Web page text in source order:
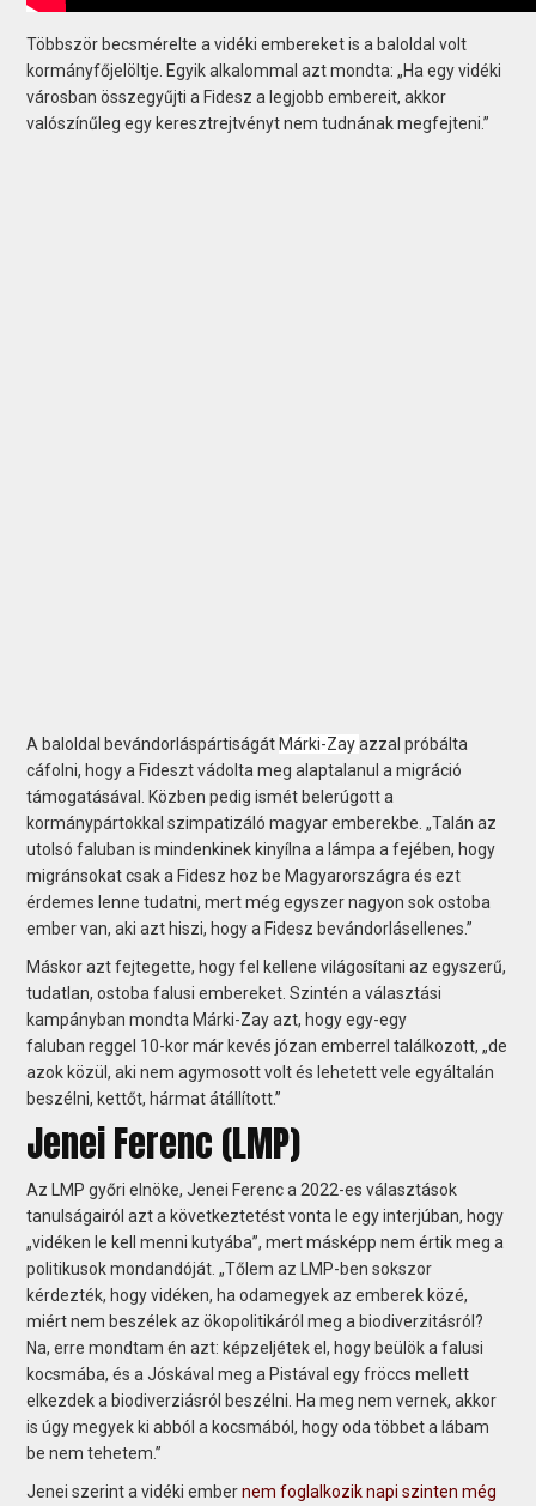
Többször becsmérelte a vidéki embereket is a baloldal volt
kormányfőjelöltje. Egyik alkalommal azt mondta: „Ha egy vidéki
városban összegyűjti a Fidesz a legjobb embereit, akkor
valószínűleg egy keresztrejtvényt nem tudnának megfejteni.”
A baloldal bevándorláspártiságát Márki-Zayazzal próbálta
cáfolni, hogy a Fideszt vádolta meg alaptalanul a migráció
támogatásával. Közben pedig ismét belerúgott a
kormánypártokkal szimpatizáló magyar emberekbe. „Talán az
utolsó faluban is mindenkinek kinyílna a lámpa a fejében, hogy
migránsokat csak a Fidesz hoz be Magyarországra és ezt
érdemes lenne tudatni, mert még egyszer nagyon sok ostoba
ember van, aki azt hiszi, hogy a Fidesz bevándorlásellenes.”
Máskor azt fejtegette, hogy fel kellene világosítani az egyszerű,
tudatlan, ostoba falusi embereket. Szintén a választási
kampányban mondta Márki-Zay azt, hogy egy-egy
faluban reggel 10-kor már kevés józan emberrel találkozott, „de
azok közül, aki nem agymosott volt és lehetett vele egyáltalán
beszélni, kettőt, hármat átállított.”
Jenei Ferenc (LMP)
Az LMP győri elnöke, Jenei Ferenc a 2022-es választások
tanulságairól azt a következtetést vonta le egy interjúban, hogy
„vidéken le kell menni kutyába”, mert másképp nem értik meg a
politikusok mondandóját. „Tőlem az LMP-ben sokszor
kérdezték, hogy vidéken, ha odamegyek az emberek közé,
miért nem beszélek az ökopolitikáról meg a biodiverzitásról?
Na, erre mondtam én azt: képzeljétek el, hogy beülök a falusi
kocsmába, és a Jóskával meg a Pistával egy fröccs mellett
elkezdek a biodiverziásról beszélni. Ha meg nem vernek, akkor
is úgy megyek ki abból a kocsmából, hogy oda többet a lábam
be nem tehetem.”
Jenei szerint a vidéki embernem foglalkozik napi szinten még